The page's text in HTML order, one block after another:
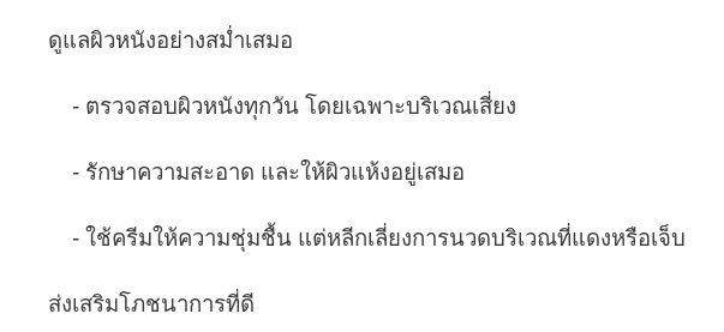
ดูแลผิวหนังอย่างสม่ำเสมอ
- ตรวจสอบผิวหนังทุกวัน โดยเฉพาะบริเวณเสี่ยง
- รักษาความสะอาด และให้ผิวแห้งอยู่เสมอ
- ใช้ครีมให้ความชุ่มชื้น แต่หลีกเลี่ยงการนวดบริเวณที่แดงหรือเจ็บ
ส่งเสริมโภชนาการที่ดี